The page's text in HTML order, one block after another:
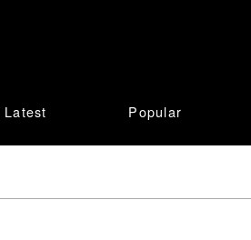
Latest Popular